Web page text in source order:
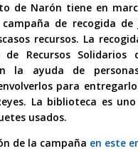
de Narón tiene en
de recogida de
recursos. La
Recursos Solidarios
la ayuda de
para
La biblioteca es
usados.
de la campaña en este